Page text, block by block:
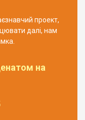
проект,
далі, нам
на